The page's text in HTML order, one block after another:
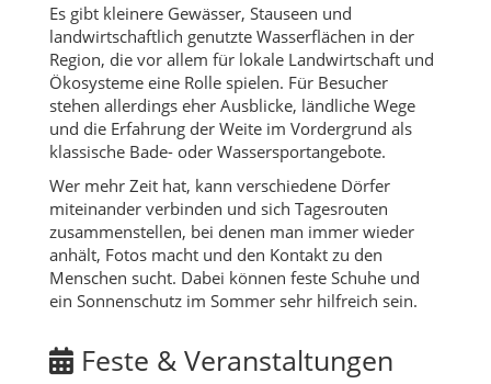
Es gibt kleinere Gewässer, Stauseen und
landwirtschaftlich genutzte Wasserflächen in der
Region, die vor allem für lokale Landwirtschaft und
Ökosysteme eine Rolle spielen. Für Besucher
stehen allerdings eher Ausblicke, ländliche Wege
und die Erfahrung der Weite im Vordergrund als
klassische Bade- oder Wassersportangebote.
Wer mehr Zeit hat, kann verschiedene Dörfer
miteinander verbinden und sich Tagesrouten
zusammenstellen, bei denen man immer wieder
anhält, Fotos macht und den Kontakt zu den
Menschen sucht. Dabei können feste Schuhe und
ein Sonnenschutz im Sommer sehr hilfreich sein.
Feste & Veranstaltungen